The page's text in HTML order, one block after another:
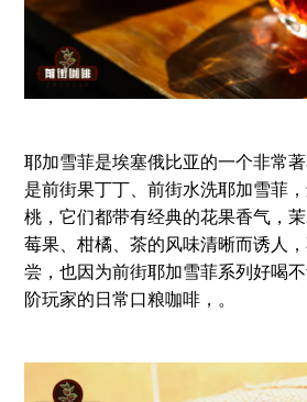
耶加雪菲是埃塞俄比亚的一个非常
是前街果丁丁、前街水洗耶加雪菲
桃，它们都带有经典的花果香气，茉
莓果、柑橘、茶的风味清晰而诱人
尝，也因为前街耶加雪菲系列好喝
阶玩家的日常口粮咖啡，。